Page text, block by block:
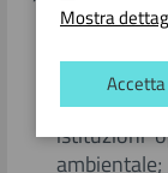
con
o a
istituzioni
ambientale;
Mostra